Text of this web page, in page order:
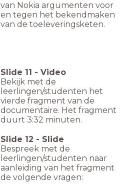
van Nokia argumenten voor
en tegen het bekendmaken
van de toeleveringsketen.
Slide 11 - Video
Bekijk met de
leerlingen/studenten het
vierde fragment van de
documentaire. Het fragment
duurt 3:32 minuten.
Slide 12 - Slide
Bespreek met de
leerlingen/studenten naar
aanleiding van het fragment
de volgende vragen: